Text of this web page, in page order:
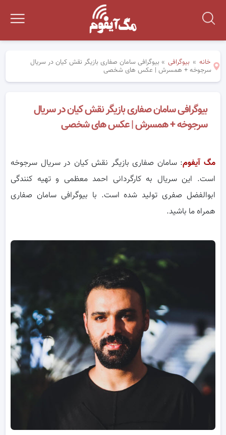
خانه » بیوگرافی » بیوگرافی سامان صفاری بازیگر نقش کیان در سریال
سرجوخه + همسرش | عکس های شخصی
بیوگرافی سامان صفاری بازیگر نقش کیان در سریال
سرجوخه + همسرش | عکس های شخصی
مگ آیفوم: سامان صفاری بازیگر نقش کیان در سریال سرجوخه
است. این سریال به کارگردانی احمد معظمی و تهیه کنندگی
ابوالفضل صفری تولید شده است. با بیوگرافی سامان صفاری
همراه ما باشید.